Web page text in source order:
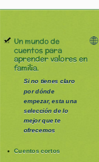
Un mundo de
cuentos para
aprender valores en
familia.
Si no tienes claro
por dónde
empezar, esta una
selección de lo
mejor que te
ofrecemos
Cuentos cortos